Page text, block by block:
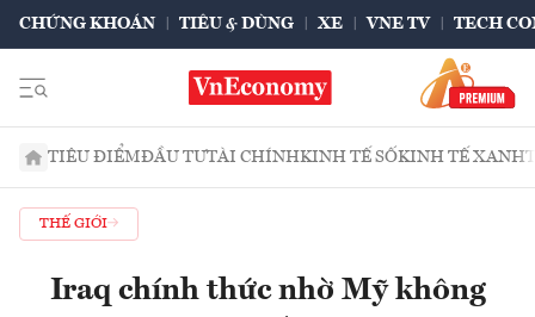
CHỨNG KHOÁN TIÊU & DÙNG XE VNE TV TECH
TIÊU ĐIỂMĐẦU TƯTÀI CHÍNHKINH TẾ SỐKINH TẾ XANH
THẾ GIỚI
Iraq chính thức nhờ Mỹ không